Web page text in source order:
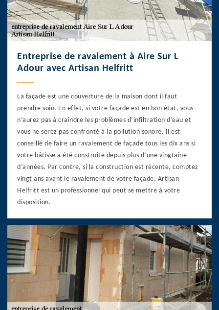
Entreprise de ravalement à Aire Sur L
Adour avec Artisan Helfritt
La façade est une couverture de la maison dont il faut
prendre soin. En effet, si votre façade est en bon état, vous
n’aurez pas à craindre les problèmes d’infiltration d’eau et
vous ne serez pas confronté à la pollution sonore. Il est
conseillé de faire un ravalement de façade tous les dix ans si
votre bâtisse a été construite depuis plus d’une vingtaine
d’années. Par contre, si la construction est récente, comptez
vingt ans avant le ravalement de votre façade. Artisan
Helfritt est un professionnel qui peut se mettre à votre
disposition.